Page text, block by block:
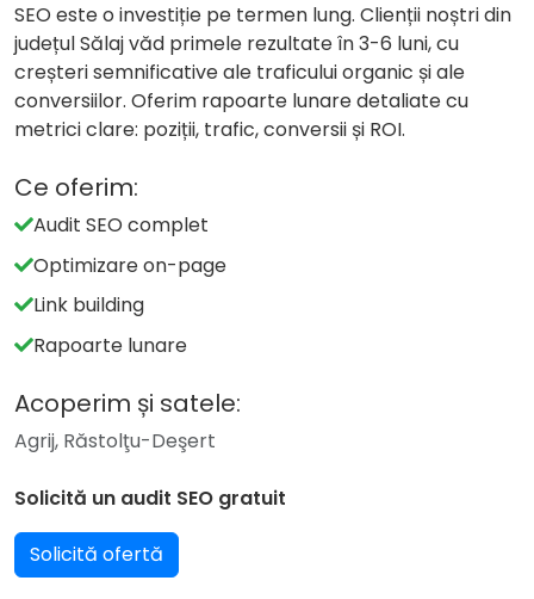
SEO este o investiție pe termen lung. Clienții noștri din
județul Sălaj văd primele rezultate în 3-6 luni, cu
creșteri semnificative ale traficului organic și ale
conversiilor. Oferim rapoarte lunare detaliate cu
metrici clare: poziții, trafic, conversii și ROI.
Ce oferim:
Audit SEO complet
Optimizare on-page
Link building
Rapoarte lunare
Acoperim și satele:
Agrij, Răstolţu-Deşert
Solicită un audit SEO gratuit
Solicită ofertă